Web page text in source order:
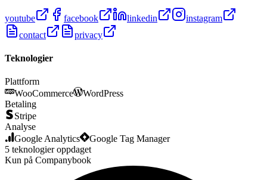
youtube facebook linkedin
instagram
contact
privacy
Teknologier
Plattform
WooCommerce
WordPress
Betaling
Stripe
Analyse
Google Analytics
Google Tag Manager
5 teknologier oppdaget
Kun på Companybook